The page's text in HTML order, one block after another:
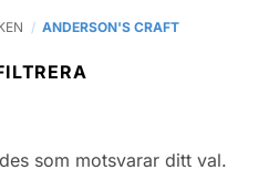
/ ANDERSON'S CRAFT
som motsvarar ditt val.